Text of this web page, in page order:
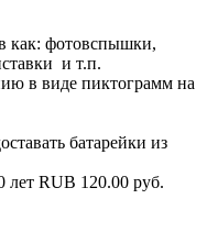
как: фотовспышки,
и т.п.
в виде пиктограмм на
батарейки из
лет RUB 120.00 руб.